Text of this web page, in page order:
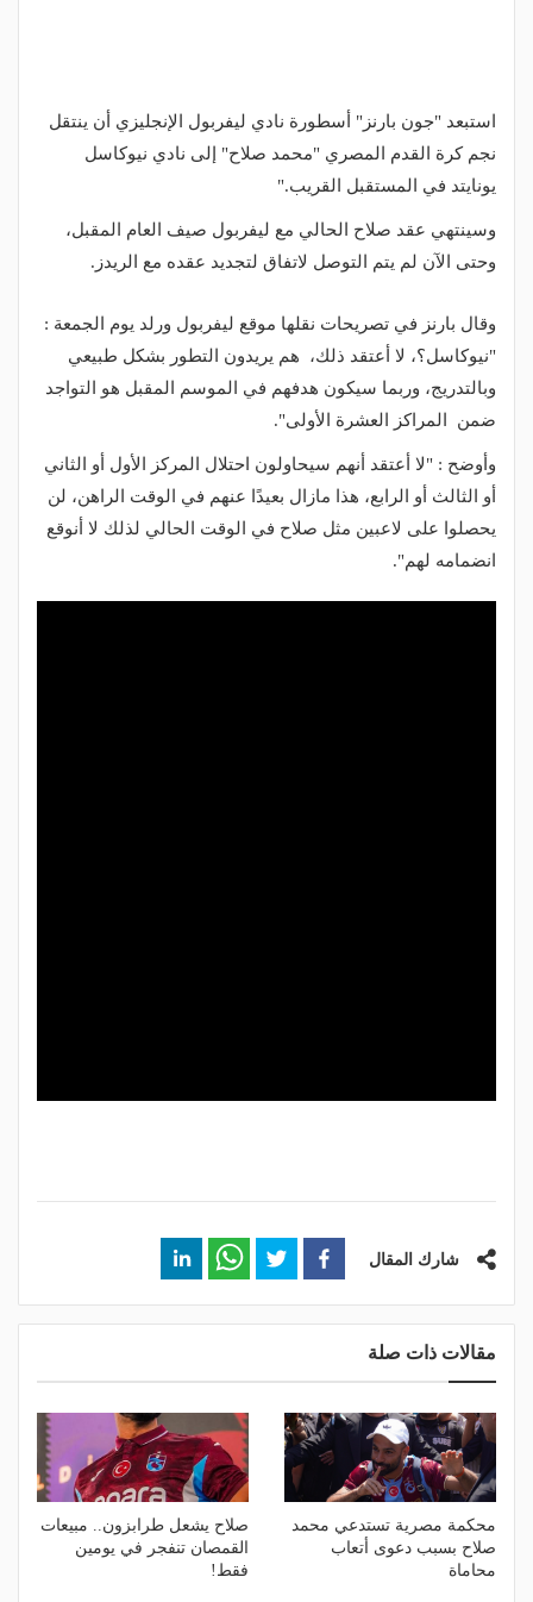
استبعد "جون بارنز" أسطورة نادي ليفربول الإنجليزي أن ينتقل
نجم كرة القدم المصري "محمد صلاح" إلى نادي نيوكاسل
يونايتد في المستقبل القريب."
وسينتهي عقد صلاح الحالي مع ليفربول صيف العام المقبل،
وحتى الآن لم يتم التوصل لاتفاق لتجديد عقده مع الريدز.
وقال بارنز في تصريحات نقلها موقع ليفربول ورلد يوم الجمعة :
"نيوكاسل؟، لا أعتقد ذلك، هم يريدون التطور بشكل طبيعي
وبالتدريج، وربما سيكون هدفهم في الموسم المقبل هو التواجد
ضمن المراكز العشرة الأولى".
وأوضح : "لا أعتقد أنهم سيحاولون احتلال المركز الأول أو الثاني
أو الثالث أو الرابع، هذا مازال بعيدًا عنهم في الوقت الراهن، لن
يحصلوا على لاعبين مثل صلاح في الوقت الحالي لذلك لا أنوقع
انضمامه لهم".
شارك المقال
مقالات ذات صلة
محكمة مصرية تستدعي محمد
صلاح بسبب دعوى أتعاب
محاماة
صلاح يشعل طرابزون.. مبيعات
القمصان تنفجر في يومين
فقط!